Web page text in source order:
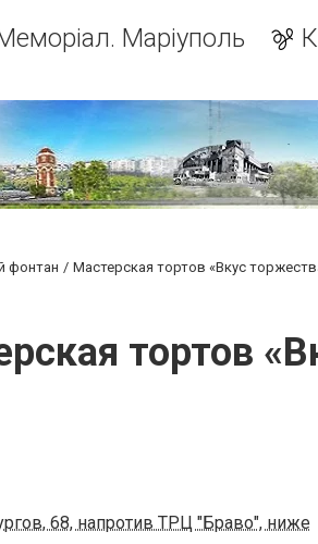
Маріуполь
фонтан Мастерская тортов «Вкус
тортов
68, напротив ТРЦ "Браво", ниже